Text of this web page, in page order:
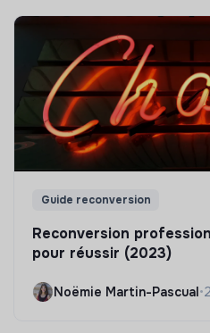
Guide reconversion
Reconversion
pour réussir (2023)
Noëmie Martin-Pascual•